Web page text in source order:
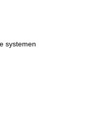
systemen